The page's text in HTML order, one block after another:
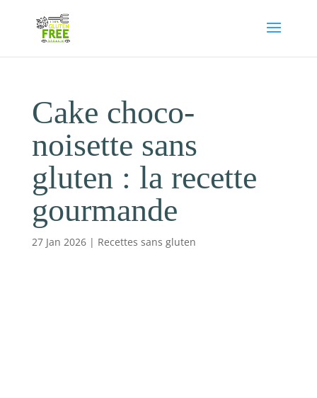
Cake choco-
noisette sans
gluten : la recette
gourmande
27 Jan 2026| Recettes sans gluten